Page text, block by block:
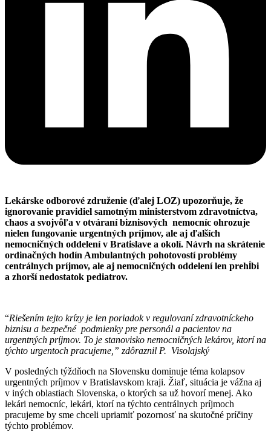
Lekárske odborové združenie (ďalej LOZ) upozorňuje, že
ignorovanie pravidiel samotným ministerstvom zdravotníctva,
chaos a svojvôľa v otváraní biznisových nemocníc ohrozuje
nielen fungovanie urgentných príjmov, ale aj ďalších
nemocničných oddelení v Bratislave a okolí. Návrh na skrátenie
ordinačných hodín Ambulantných pohotovostí problémy
centrálnych príjmov, ale aj nemocničných oddelení len prehĺbi
a zhorší nedostatok pediatrov.
“Riešením tejto krízy je len poriadok v regulovaní zdravotníckeho
biznisu a bezpečné podmienky pre personál a pacientov na
urgentných príjmov. To je stanovisko nemocničných lekárov, ktorí na
týchto urgentoch pracujeme,” zdôraznil P. Visolajský
V posledných týždňoch na Slovensku dominuje téma kolapsov
urgentných príjmov v Bratislavskom kraji. Žiaľ, situácia je vážna aj
v iných oblastiach Slovenska, o ktorých sa už hovorí menej. Ako
lekári nemocníc, lekári, ktorí na týchto centrálnych príjmoch
pracujeme by sme chceli upriamiť pozornosť na skutočné príčiny
týchto problémov.